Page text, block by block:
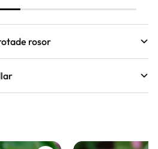
frågor om
önskemål.
rosor
alltmer populärt. Plantorna finns
växternas ungefärliga
är levande och alla växter